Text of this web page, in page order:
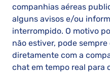
companhias aéreas
alguns avisos e/ou
interrompido. O motivo
não estiver, pode
diretamente com a
chat em tempo real para